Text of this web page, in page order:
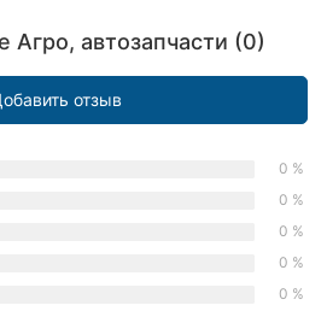
автозапчасти (0)
отзыв
0 %
0 %
0 %
0 %
0 %